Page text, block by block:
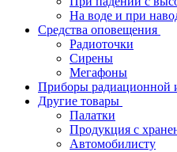
На воде и при
Средства оповещения
Радиоточки
Сирены
Мегафоны
Приборы радиационной
Другие товары
Палатки
Продукция с
Автомобилисту